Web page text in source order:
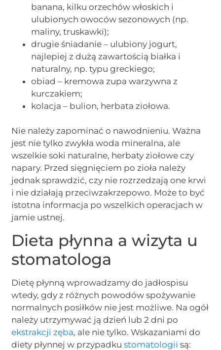
banana, kilku orzechów włoskich i
ulubionych owoców sezonowych (np.
maliny, truskawki);
drugie śniadanie – ulubiony jogurt,
najlepiej z dużą zawartością białka i
naturalny, np. typu greckiego;
obiad – kremowa zupa warzywna z
kurczakiem;
kolacja – bulion, herbata ziołowa.
Nie należy zapominać o nawodnieniu. Ważna
jest nie tylko zwykła woda mineralna, ale
wszelkie soki naturalne, herbaty ziołowe czy
napary. Przed sięgnięciem po zioła należy
jednak sprawdzić, czy nie rozrzedzają one krwi
i nie działają przeciwzakrzepowo. Może to być
istotna informacja po wszelkich operacjach w
jamie ustnej.
Dieta płynna a wizyta u
stomatologa
Dietę płynną wprowadzamy do jadłospisu
wtedy, gdy z różnych powodów spożywanie
normalnych posiłków nie jest możliwe. Na ogół
należy utrzymywać ją dzień lub 2 dni po
ekstrakcji zęba, ale nie tylko. Wskazaniami do
diety płynnej w przypadkustomatologii są: